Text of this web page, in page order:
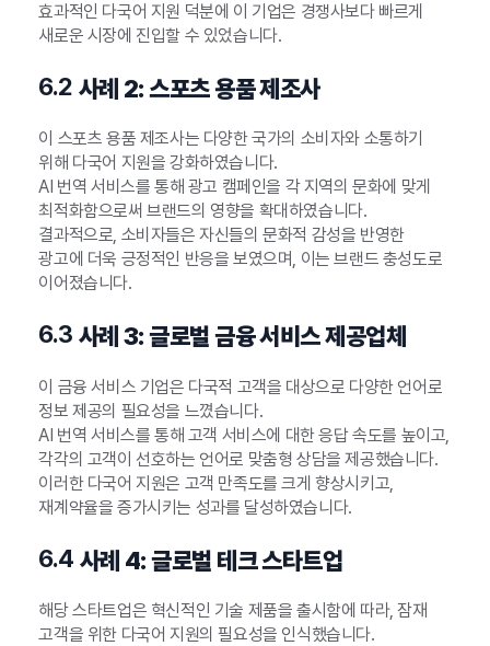
효과적인 다국어 지원 덕분에 이 기업은 경쟁사보다 빠르게
새로운 시장에 진입할 수 있었습니다.
6.2 사례 2: 스포츠 용품 제조사
이 스포츠 용품 제조사는 다양한 국가의 소비자와 소통하기
위해 다국어 지원을 강화하였습니다.
AI 번역 서비스를 통해 광고 캠페인을 각 지역의 문화에 맞게
최적화함으로써 브랜드의 영향을 확대하였습니다.
결과적으로, 소비자들은 자신들의 문화적 감성을 반영한
광고에 더욱 긍정적인 반응을 보였으며, 이는 브랜드 충성도로
이어졌습니다.
6.3 사례 3: 글로벌 금융 서비스 제공업체
이 금융 서비스 기업은 다국적 고객을 대상으로 다양한 언어로
정보 제공의 필요성을 느꼈습니다.
AI 번역 서비스를 통해 고객 서비스에 대한 응답 속도를 높이고,
각각의 고객이 선호하는 언어로 맞춤형 상담을 제공했습니다.
이러한 다국어 지원은 고객 만족도를 크게 향상시키고,
재계약율을 증가시키는 성과를 달성하였습니다.
6.4 사례 4: 글로벌 테크 스타트업
해당 스타트업은 혁신적인 기술 제품을 출시함에 따라, 잠재
고객을 위한 다국어 지원의 필요성을 인식했습니다.